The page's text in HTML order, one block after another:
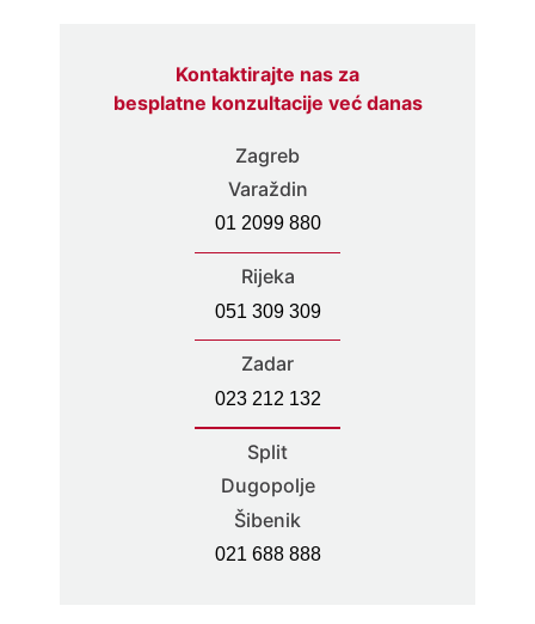
Kontaktirajte nas za
besplatne konzultacije već danas
Zagreb
Varaždin
01 2099 880
Rijeka
051 309 309
Zadar
023 212 132
Split
Dugopolje
Šibenik
021 688 888